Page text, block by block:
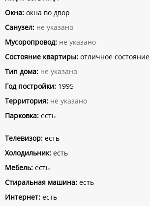
Окна: окна во двор
Санузел: не указано
Мусоропровод: не указано
Состояние квартиры: отличное состояние
Тип дома: не указано
Год постройки: 1995
Территория: не указано
Парковка: есть
Телевизор: есть
Холодильник: есть
Мебель: есть
Стиральная машина: есть
Интернет: есть